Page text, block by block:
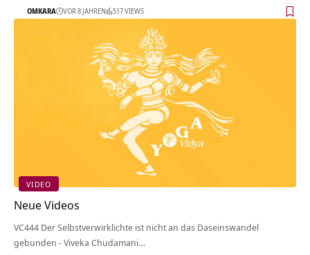
OMKARA VOR 8 JAHREN 517 VIEWS
VIDEO
Neue Videos
VC444 Der Selbstverwirklichte ist nicht an das Daseinswandel
gebunden - Viveka Chudamani…